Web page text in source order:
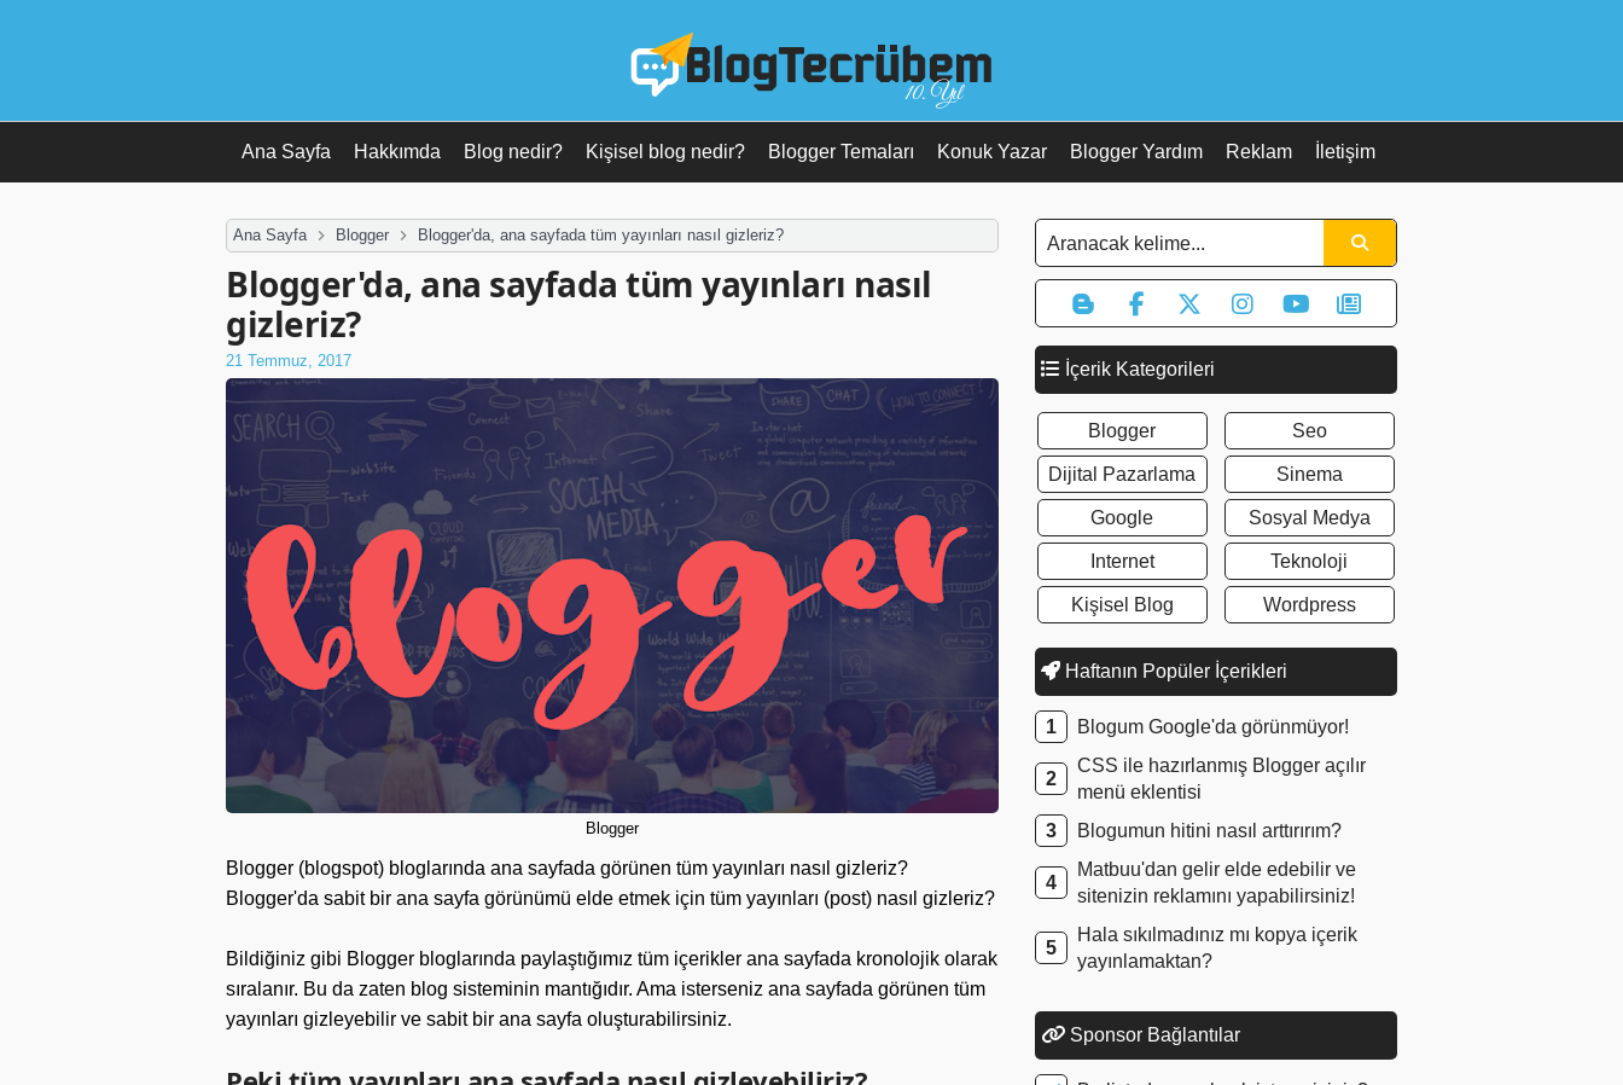
10. Yıl
Ana Sayfa Hakkımda Blog nedir? Kişisel blog nedir? Blogger Temaları Konuk Yazar Blogger Yardım Reklam İletişim
Ana Sayfa Blogger Blogger'da, ana sayfada tüm yayınları nasıl gizleriz?
Blogger'da, ana sayfada tüm yayınları nasıl
gizleriz?
21 Temmuz, 2017
Blogger
Blogger (blogspot) bloglarında ana sayfada görünen tüm yayınları nasıl gizleriz?
Blogger'da sabit bir ana sayfa görünümü elde etmek için tüm yayınları (post) nasıl gizleriz?
Bildiğiniz gibi Blogger bloglarında paylaştığımız tüm içerikler ana sayfada kronolojik olarak
sıralanır. Bu da zaten blog sisteminin mantığıdır. Ama isterseniz ana sayfada görünen tüm
yayınları gizleyebilir ve sabit bir ana sayfa oluşturabilirsiniz.
İçerik Kategorileri
Blogger
Dijital Pazarlama
Google
Internet
Kişisel Blog
Seo
Sinema
Sosyal Medya
Teknoloji
Wordpress
Haftanın Popüler İçerikleri
Blogum Google'da görünmüyor!
CSS ile hazırlanmış Blogger açılır
menü eklentisi
Blogumun hitini nasıl arttırırım?
Matbuu'dan gelir elde edebilir ve
sitenizin reklamını yapabilirsiniz!
Hala sıkılmadınız mı kopya içerik
yayınlamaktan?
Sponsor Bağlantılar